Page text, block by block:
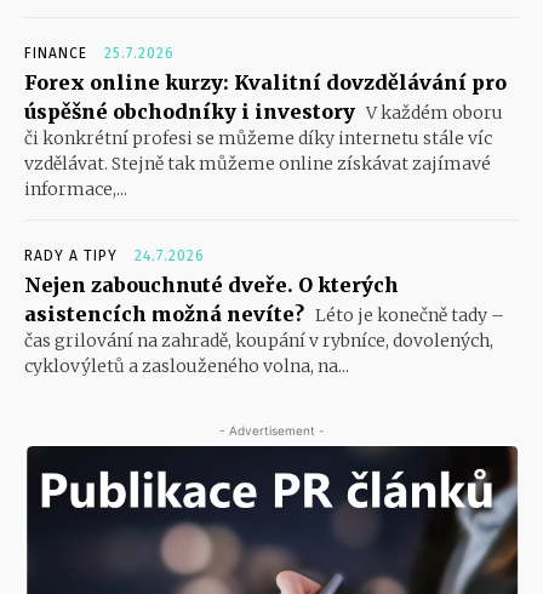
FINANCE 25.7.2026
Forex online kurzy: Kvalitní dovzdělávání pro
úspěšné obchodníky i investory V každém oboru
či konkrétní profesi se můžeme díky internetu stále víc
vzdělávat. Stejně tak můžeme online získávat zajímavé
informace,...
RADY A TIPY 24.7.2026
Nejen zabouchnuté dveře. O kterých
asistencích možná nevíte? Léto je konečně tady –
čas grilování na zahradě, koupání v rybníce, dovolených,
cyklovýletů a zaslouženého volna, na...
- Advertisement -